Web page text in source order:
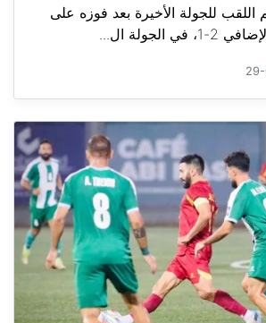
للجولة الأخيرة بعد فوزه على
الجولة ال...